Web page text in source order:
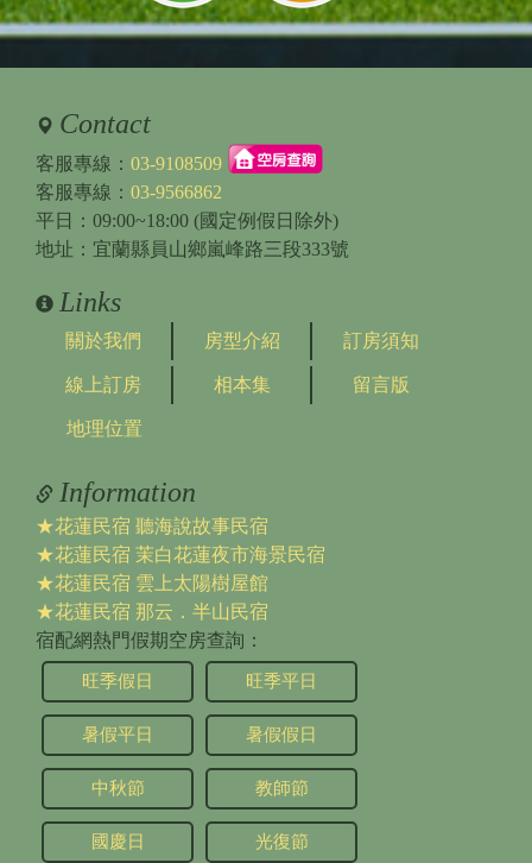
Contact
客服專線： 03-9108509
客服專線： 03-9566862
平日：09:00~18:00 (國定例假日除外)
地址：宜蘭縣員山鄉嵐峰路三段333號
Links
關於我們 房型介紹 訂房須知
線上訂房 相本集 留言版
地理位置
Information
★花蓮民宿 聽海說故事民宿
★花蓮民宿 茉白花蓮夜市海景民宿
★花蓮民宿 雲上太陽樹屋館
★花蓮民宿 那云．半山民宿
宿配網熱門假期空房查詢：
旺季假日 旺季平日
暑假平日 暑假假日
中秋節 教師節
國慶日 光復節